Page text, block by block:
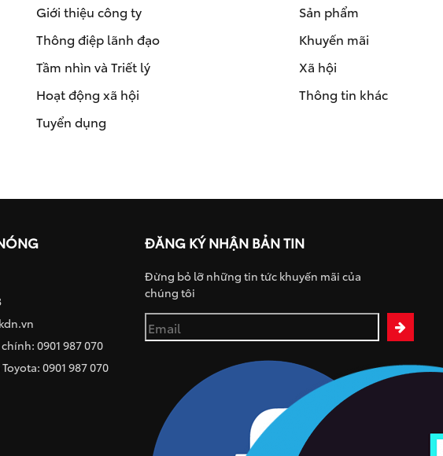
Giới thiệu công ty
Thông điệp lãnh đạo
Tầm nhìn và Triết lý
Hoạt động xã hội
Tuyển dụng
Sản phẩm
Khuyến mãi
Xã hội
Thông tin khác
0901 987 070
0901 987 070
ĐĂNG KÝ NHẬN BẢN TIN
Đừng bỏ lỡ những tin tức khuyến mãi của
chúng tôi